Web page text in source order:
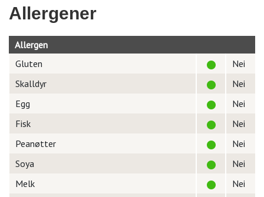
Allergener
Allergen
Gluten
Nei
Skalldyr
Nei
Egg
Nei
Fisk
Nei
Peanøtter
Nei
Soya
Nei
Melk
Nei